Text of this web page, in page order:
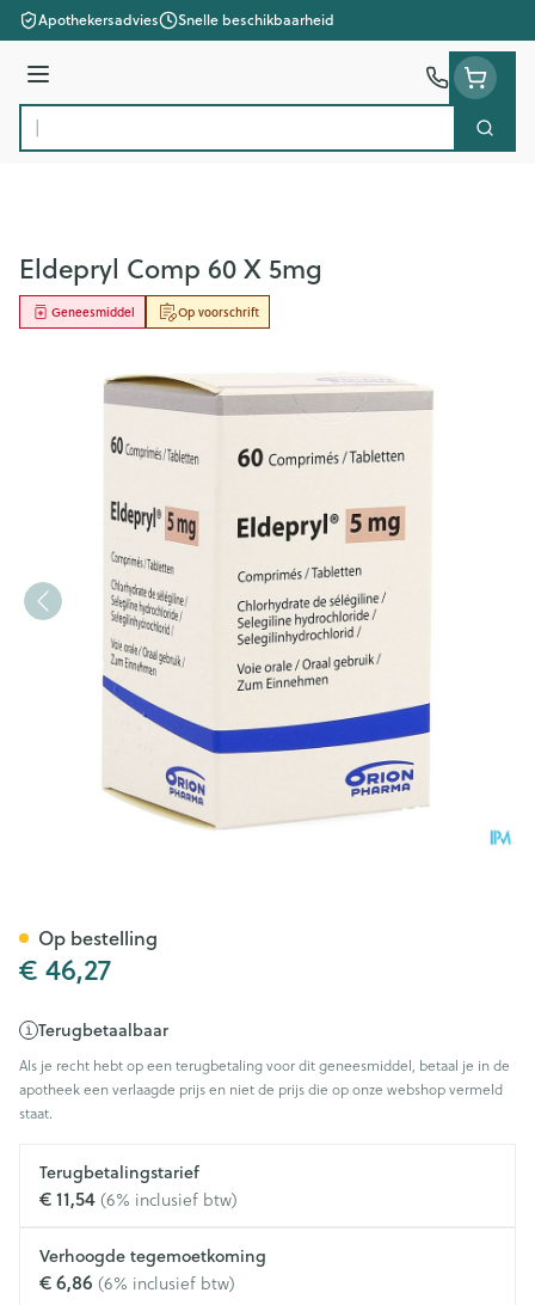
Ga naar de inhoud
Apothekersadvies Snelle beschikbaarheid
Menu
Product, merk, categorie...
Zoek
Eldepryl Comp 60 X 5mg
Op voorschrift
Geneesmiddel
€ 46,27
Terugbetaalbaar
Als je recht hebt op een terugbetaling voor dit geneesmiddel, betaal je in de
apotheek een verlaagde prijs en niet de prijs die op onze webshop vermeld
staat.
Terugbetalingstarief
€ 11,54(6% inclusief btw)
Verhoogde tegemoetkoming
€ 6,86 (6% inclusief btw)
Op bestelling